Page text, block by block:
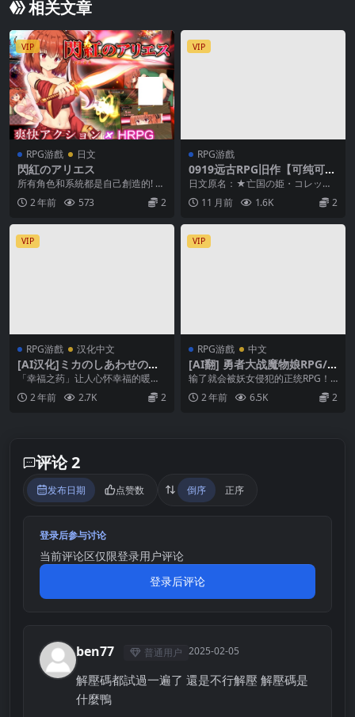
相关文章
VIP
RPG游戲 日文
閃紅のアリエス
所有角色和系統都是自己創造的! 高
昂的頭顱的人物所畫的場景 結合動
畫，你可以像看...
2 年前 573 2
VIP
RPG游戲
0919远古RPG旧作【可纯可
堕？】★亡国公主・科莱特★
～虽是处女，却出售内裤与身
体的RPG～★亡国の姫・コレ
日文原名：★亡国の姫・コレット
★～処女だけど、パンツもカラダ
も売っちゃうRPG ...
11 月前 1.6K 2
VIP
RPG游戲 汉化中文
[AI汉化]ミカのしあわせのク
スリ
「幸福之药」让人心怀幸福的暖心
「米卡的幸福药剂」是一款以双性
族少女米卡（玩家角...
2 年前 2.7K 2
VIP
RPG游戲 中文
[AI翻] 勇者大战魔物娘RPG/
もんむす・くえすと! ぱらど
っくすRPG 全章整合 Ver3.02
输了就会被妖女侵犯的正统RPG！
如果在战斗中失败，就会被妖娆的
妖女怪物打倒！ ...
2 年前 6.5K 2
评论 2
发布日期 点赞数 倒序 正序
登录后参与讨论
当前评论区仅限登录用户评论
登录后评论
B ben77 普通用户 2025-02-05
解壓碼都試過一遍了 還是不行解壓 解壓碼是
什麼鴨